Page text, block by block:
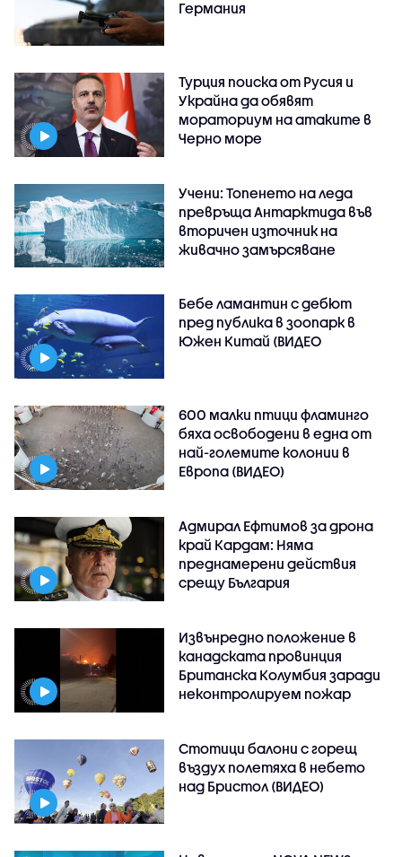
Германия
Турция поиска от Русия и
Украйна да обявят
мораториум на атаките в
Черно море
Учени: Топенето на леда
превръща Антарктида във
вторичен източник на
живачно замърсяване
Бебе ламантин с дебют
пред публика в зоопарк в
Южен Китай (ВИДЕО
600 малки птици фламинго
бяха освободени в една от
най-големите колонии в
Европа (ВИДЕО)
Адмирал Ефтимов за дрона
край Кардам: Няма
преднамерени действия
срещу България
Извънредно положение в
канадската провинция
Британска Колумбия заради
неконтролируем пожар
Стотици балони с горещ
въздух полетяха в небето
над Бристол (ВИДЕО)